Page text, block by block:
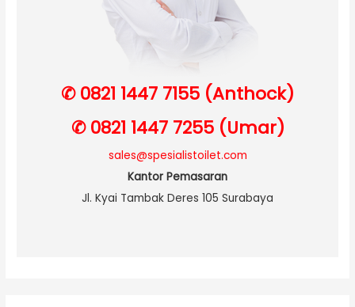
✆ 0821 1447 7155 (Anthock)
✆ 0821 1447 7255 (Umar)
sales@spesialistoilet.com
Kantor Pemasaran
Jl. Kyai Tambak Deres 105 Surabaya